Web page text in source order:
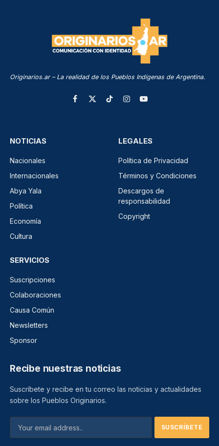
Originarios.ar – La realidad de los Pueblos Indígenas de Argentina.
Facebook
X
TikTokInstagramYouTube
NOTICIAS
Nacionales
Internacionales
Abya Yala
Política
Economía
Cultura
LEGALES
Política de Privacidad
Términos y Condiciones
Descargos de
responsabilidad
Copyright
SERVICIOS
Suscripciones
Colaboraciones
Causa Común
Newsletters
Sponsor
Recibe nuestras noticias
Suscríbete y recibe en tu correo las noticias y actualidades
sobre los Pueblos Originarios.